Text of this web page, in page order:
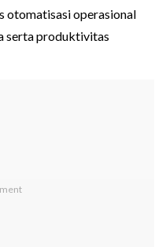
otomatisasi operasional
serta produktivitas